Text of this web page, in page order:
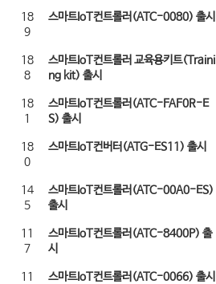
18
9
스마트IoT컨트롤러(ATC-0080) 출시
18
8
스마트IoT컨트롤러 교육용키트(Traini
ng kit) 출시
18
1
스마트IoT컨트롤러(ATC-FAF0R-E
S) 출시
18
0
스마트IoT컨버터(ATG-ES11) 출시
14
5
스마트IoT컨트롤러(ATC-00A0-ES)
출시
11
7
스마트IoT컨트롤러(ATC-8400P) 출
시
11
스마트IoT컨트롤러(ATC-0066) 출시